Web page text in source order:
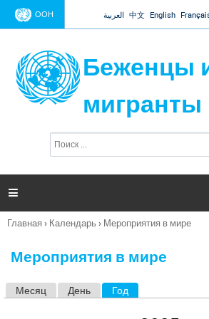
Jump to navigation
ООН العربية 中文 English
Беженцы
мигранты
п
и

Вы
Главная › Календарь › Мероприятия в мире
Мероприятия в мире
Месяц День Год